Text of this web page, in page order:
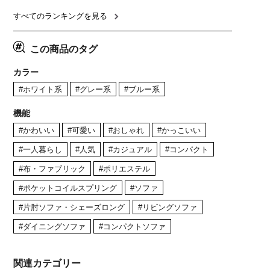
リア風 グレージュ
すべてのランキングを見る
この商品のタグ
カラー
#ホワイト系 #グレー系 #ブルー系
機能
#かわいい #可愛い #おしゃれ #かっこいい
#一人暮らし #人気 #カジュアル #コンパクト
#布・ファブリック #ポリエステル
#ポケットコイルスプリング #ソファ
#片肘ソファ・シェーズロング #リビングソファ
#ダイニングソファ #コンパクトソファ
関連カテゴリー